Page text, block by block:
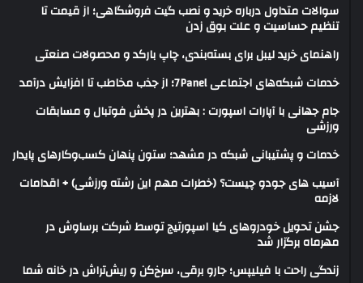
سوالات متداول درباره خرید و نصب گیت فروشگاهی؛ از قیمت تا
تنظیم حساسیت و علت بوق زدن
راهنمای خرید لیبل برای بسته‌بندی، چاپ بارکد و محصولات صنعتی
خدمات شبکه‌های اجتماعی 7Panel؛ از جذب مخاطب تا افزایش درآمد
جام جهانی با آپارات اسپورت : بهترین در پخش فوتبال و مسابقات
ورزشی
خدمات و پشتیبانی شبکه در مشهد؛ ستون پنهان کسب‌وکارهای پایدار
آسیب های جودو چیست؟ (خطرات مهم این رشته ورزشی) + اقدامات
لازمه
جشن تحویل خودروهای کیا اسپورتیج توسط شرکت برساوش در
مهرماه برگزار شد
زندگی راحت با فیلیپس؛ جارو برقی، سرخ‌کن و ریش‌تراش در خانه شما